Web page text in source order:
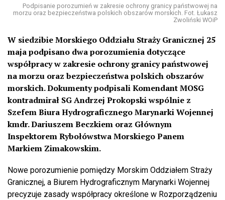
Podpisanie porozumień w zakresie ochrony granicy państwowej na
morzu oraz bezpieczeństwa polskich obszarów morskich. Fot. Łukasz
Zwoliński WOiP
W siedzibie Morskiego Oddziału Straży Granicznej 25
maja podpisano dwa porozumienia dotyczące
współpracy w zakresie ochrony granicy państwowej
na morzu oraz bezpieczeństwa polskich obszarów
morskich. Dokumenty podpisali Komendant MOSG
kontradmirał SG Andrzej Prokopski wspólnie z
Szefem Biura Hydrograficznego Marynarki Wojennej
kmdr. Dariuszem Beczkiem oraz Głównym
Inspektorem Rybołówstwa Morskiego Panem
Markiem Zimakowskim.
Nowe porozumienie pomiędzy Morskim Oddziałem Straży
Granicznej, a Biurem Hydrograficznym Marynarki Wojennej
precyzuje zasady współpracy określone w Rozporządzeniu